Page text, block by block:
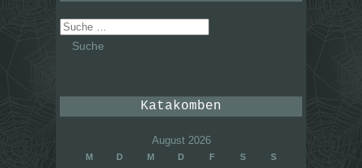
Suche
nach:
Katakomben
August 2026
M D M D F S S